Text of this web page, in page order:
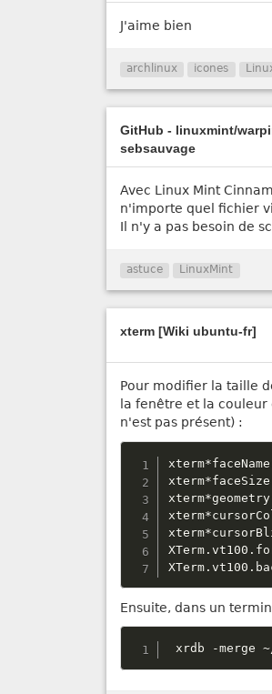
J'aime bien
archlinux icones
GitHub - linuxmint/
sebsauvage
Avec Linux Mint
n'importe quel fichier
Il n'y a pas besoin de
astuce LinuxMint
xterm [Wiki ubuntu-fr]
Pour modifier la taille
la fenêtre et la
n'est pas présent) :
xterm*faceName
xterm*faceSize
xterm*geometry
xterm*
xterm*
XTerm .vt100 .
XTerm .vt100 .
Ensuite, dans un
xrdb -merge ~